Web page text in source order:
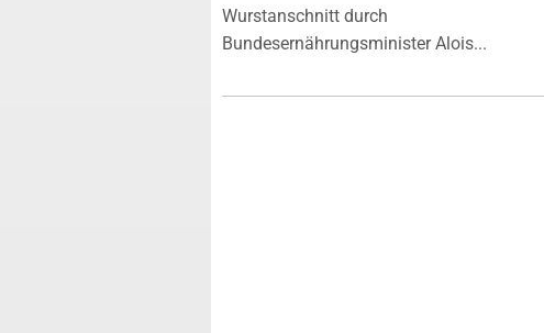
Wurstanschnitt durch
Bundesernährungsminister Alois...